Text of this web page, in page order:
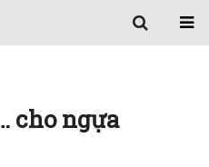
cho ngựa